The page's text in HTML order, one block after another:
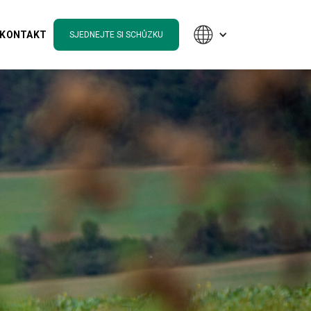
KONTAKT SJEDNEJTE SI SCHŮZKU